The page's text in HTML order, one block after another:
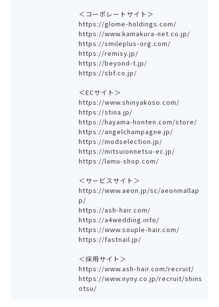
＜コーポレートサイト＞
https://glome-holdings.com/
https://www.kamakura-net.co.jp/
https://smileplus-org.com/
https://remisy.jp/
https://beyond-t.jp/
https://sbf.co.jp/
＜ECサイト＞
https://www.shinyakoso.com/
https://stina.jp/
https://hayama-honten.com/store/
https://angelchampagne.jp/
https://modselection.jp/
https://mitsuionnetsu-ec.jp/
https://lamu-shop.com/
＜サービスサイト＞
https://www.aeon.jp/sc/aeonmallap
p/
https://ash-hair.com/
https://a4wedding.info/
https://www.souple-hair.com/
https://fastnail.jp/
＜採用サイト＞
https://www.ash-hair.com/recruit/
https://www.nyny.co.jp/recruit/shins
otsu/